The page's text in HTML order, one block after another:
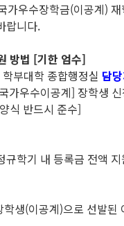
가우수장학금(이공계)
랍니다.
방법 [기한 엄수]
부대학 종합행정실 담
가우수이공계] 장학생
식 반드시 준수]
규학기 내 등록금 전액
생(이공계)으로 선발된